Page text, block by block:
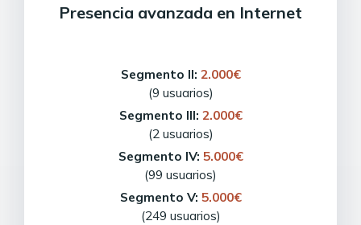
Presencia avanzada en Internet
Segmento II: 2.000€
(9 usuarios)
Segmento III: 2.000€
(2 usuarios)
Segmento IV: 5.000€
(99 usuarios)
Segmento V: 5.000€
(249 usuarios)